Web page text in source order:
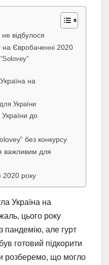
відбулося
на Євробаченні 2020
на
України
України до
без конкурсу
важливим для
2020 року
Україна на
цього року
пандемію, але гурт
готовий підкорити
розберемо, що могло